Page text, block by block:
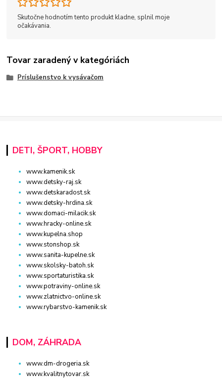
Skutočne hodnotím tento produkt kladne, splnil moje
očakávania.
Tovar zaradený v kategóriách
Príslušenstvo k vysávačom
DETI, ŠPORT, HOBBY
www.kamenik.sk
www.detsky-raj.sk
www.detskaradost.sk
www.detsky-hrdina.sk
www.domaci-milacik.sk
www.hracky-online.sk
www.kupelna.shop
www.stonshop.sk
www.sanita-kupelne.sk
www.skolsky-batoh.sk
www.sportaturistika.sk
www.potraviny-online.sk
www.zlatnictvo-online.sk
www.rybarstvo-kamenik.sk
DOM, ZÁHRADA
www.dm-drogeria.sk
www.kvalitnytovar.sk